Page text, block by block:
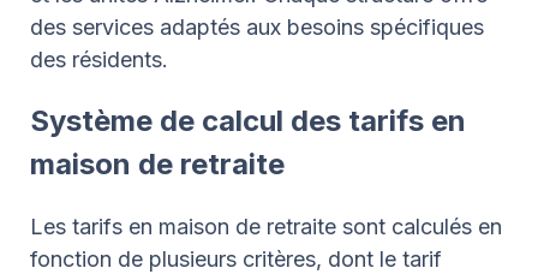
des services adaptés aux besoins spécifiques
des résidents.
Système de calcul des tarifs en
maison de retraite
Les tarifs en maison de retraite sont calculés en
fonction de plusieurs critères, dont le tarif